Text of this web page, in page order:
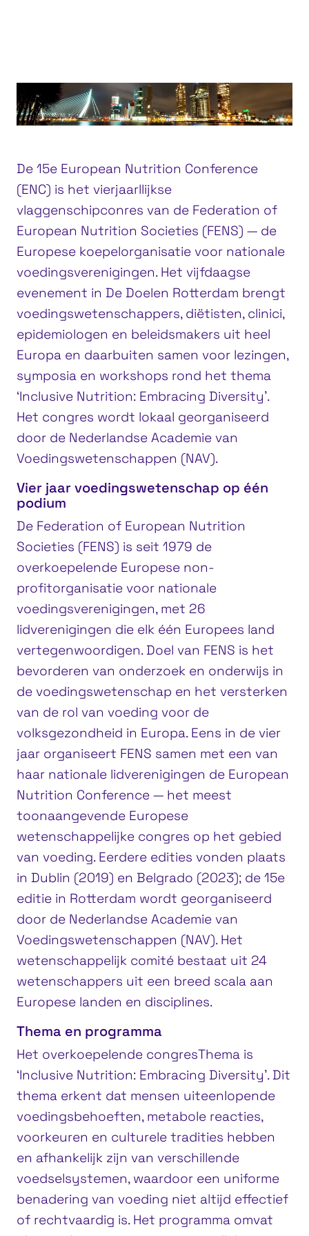
De 15e European Nutrition Conference
(ENC) is het vierjaarllijkse
vlaggenschipconres van de Federation of
European Nutrition Societies (FENS) — de
Europese koepelorganisatie voor nationale
voedingsverenigingen. Het vijfdaagse
evenement in De Doelen Rotterdam brengt
voedingswetenschappers, diëtisten, clinici,
epidemiologen en beleidsmakers uit heel
Europa en daarbuiten samen voor lezingen,
symposia en workshops rond het thema
‘Inclusive Nutrition: Embracing Diversity’.
Het congres wordt lokaal georganiseerd
door de Nederlandse Academie van
Voedingswetenschappen (NAV).
Vier jaar voedingswetenschap op één
podium
De Federation of European Nutrition
Societies (FENS) is seit 1979 de
overkoepelende Europese non-
profitorganisatie voor nationale
voedingsverenigingen, met 26
lidverenigingen die elk één Europees land
vertegenwoordigen. Doel van FENS is het
bevorderen van onderzoek en onderwijs in
de voedingswetenschap en het versterken
van de rol van voeding voor de
volksgezondheid in Europa. Eens in de vier
jaar organiseert FENS samen met een van
haar nationale lidverenigingen de European
Nutrition Conference — het meest
toonaangevende Europese
wetenschappelijke congres op het gebied
van voeding. Eerdere edities vonden plaats
in Dublin (2019) en Belgrado (2023); de 15e
editie in Rotterdam wordt georganiseerd
door de Nederlandse Academie van
Voedingswetenschappen (NAV). Het
wetenschappelijk comité bestaat uit 24
wetenschappers uit een breed scala aan
Europese landen en disciplines.
Thema en programma
Het overkoepelende congresThema is
‘Inclusive Nutrition: Embracing Diversity’. Dit
thema erkent dat mensen uiteenlopende
voedingsbehoeften, metabole reacties,
voorkeuren en culturele tradities hebben
en afhankelijk zijn van verschillende
voedselsystemen, waardoor een uniforme
benadering van voeding niet altijd effectief
of rechtvaardig is. Het programma omvat